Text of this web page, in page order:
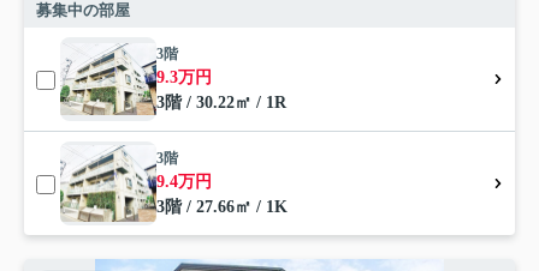
募集中の部屋
3階
9.3万円
3階 / 30.22㎡ / 1R
3階
9.4万円
3階 / 27.66㎡ / 1K